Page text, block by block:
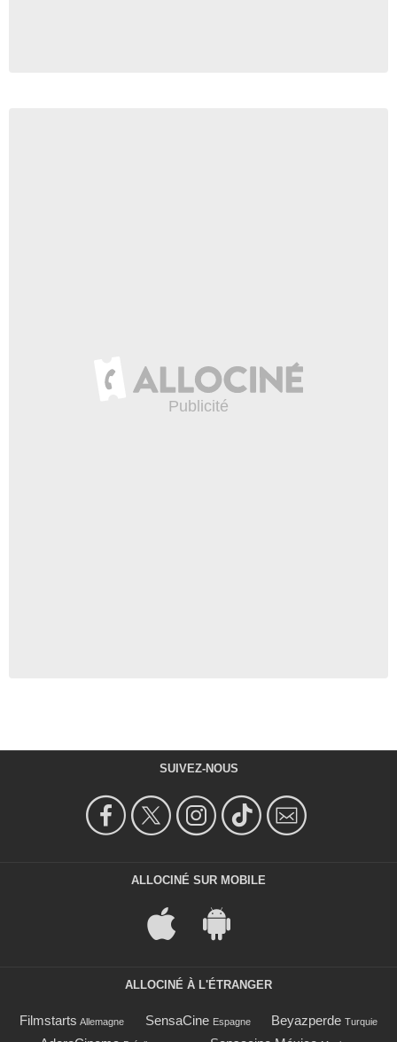
SUIVEZ-NOUS
ALLOCINÉ SUR MOBILE
ALLOCINÉ À L'ÉTRANGER
Filmstarts Allemagne SensaCine Espagne Beyazperde Turquie